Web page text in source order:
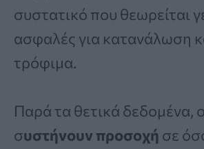
συστατικό που θεωρείται
ασφαλές για κατανάλωση
τρόφιμα.
Παρά τα θετικά δεδομένα,
συστήνουν προσοχή σε